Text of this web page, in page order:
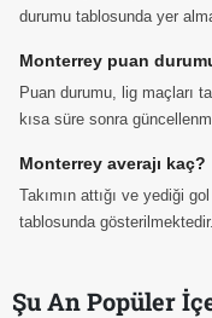
durumu tablosunda yer
Monterrey puan
Puan durumu, lig maçları
kısa süre sonra
Monterrey averajı kaç?
Takımın attığı ve yediği
tablosunda gösterilmektedir.
Şu An Popüler